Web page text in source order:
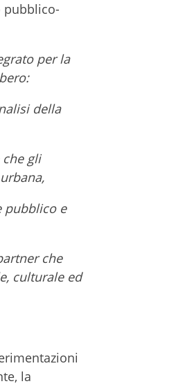
pubblico-
per la
della
gli
pubblico e
che
culturale ed
la